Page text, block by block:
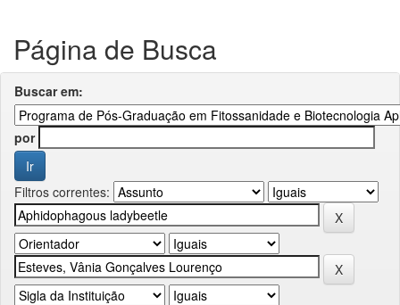
Página de Busca
Buscar em:
por
Filtros correntes: